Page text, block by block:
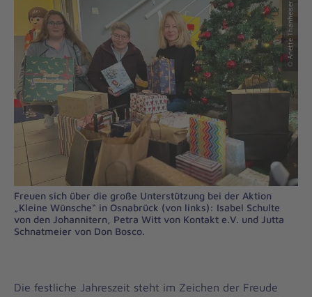
© Anette Thanheiser
Freuen sich über die große Unterstützung bei der Aktion
„Kleine Wünsche“ in Osnabrück (von links): Isabel Schulte
von den Johannitern, Petra Witt von Kontakt e.V. und Jutta
Schnatmeier von Don Bosco.
Die festliche Jahreszeit steht im Zeichen der Freude